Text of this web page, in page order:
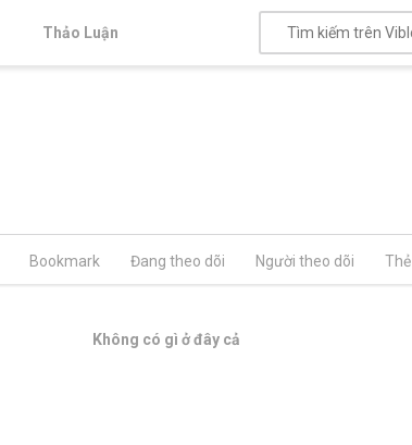
Thảo Luận
Bookmark Đang theo dõi Người theo dõi Thẻ
Không có gì ở đây cả